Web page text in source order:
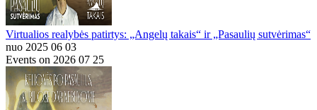
Virtualios realybės patirtys: „Angelų takais“ ir „Pasaulių sutvėrimas“
nuo 2025 06 03
Events on 2026 07 25